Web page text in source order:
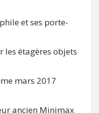
et ses porte-
les étagères objets
mars 2017
ancien Minimax